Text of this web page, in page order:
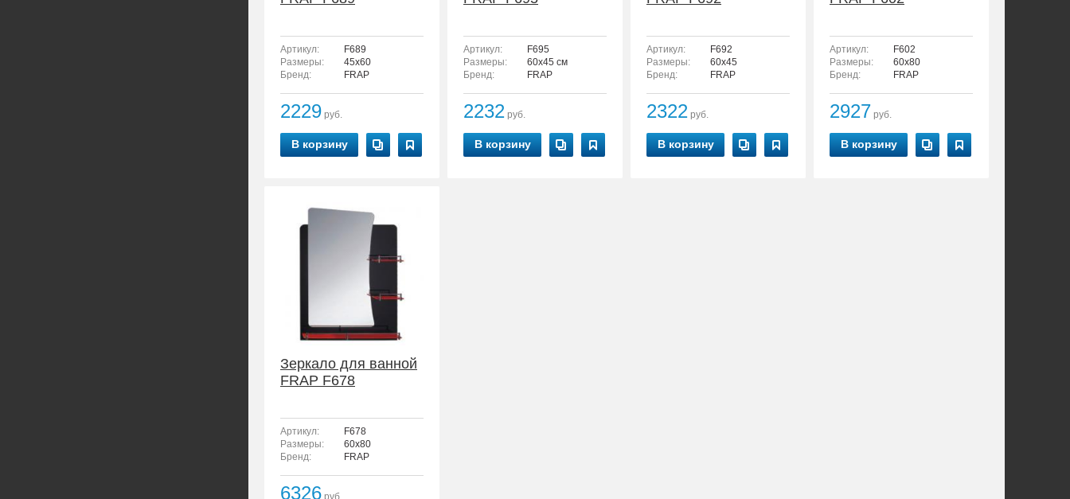
Артикул:
F689
Размеры:
45x60
Бренд:
FRAP
2229 руб.
В корзину
Артикул:
F695
Размеры:
60х45 см
Бренд:
FRAP
2232 руб.
В корзину
Артикул:
F692
Размеры:
60x45
Бренд:
FRAP
2322 руб.
В корзину
Артикул:
F602
Размеры:
60x80
Бренд:
FRAP
2927 руб.
В корзину
Зеркало для ванной
FRAP F678
Артикул:
F678
Размеры:
60x80
Бренд:
FRAP
6326 руб.